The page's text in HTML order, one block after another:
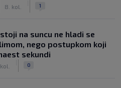
8. kol. 1
na suncu ne hladi se
nego postupkom koji
sekundi
0